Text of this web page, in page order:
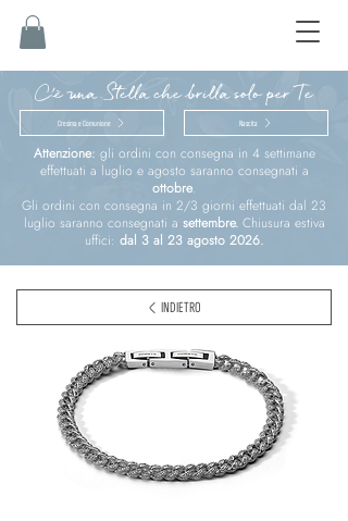
C'è una Stella che brilla solo per Te
Cresima e Comunione Nascita
Attenzione: gli ordini con consegna in 4 settimane
effettuati a luglio e agosto saranno consegnati a
ottobre.
Gli ordini con consegna in 2/3 giorni effettuati dal 23
luglio saranno consegnati a settembre.Chiusura estiva
uffici: dal 3 al 23 agosto 2026.
INDIETRO